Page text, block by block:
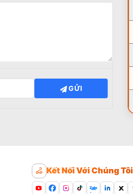
GỬI
Kết Nối Với Chúng Tôi
Zalo